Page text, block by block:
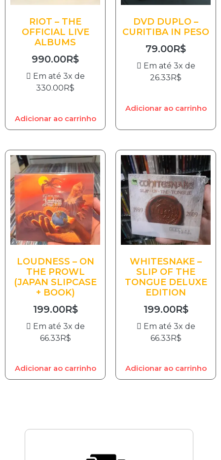
RIOT – THE
OFFICIAL LIVE
ALBUMS
990.00R$
Em até 3x de
330.00R$
Adicionar ao carrinho
DVD DUPLO –
CURITIBA IN PESO
79.00R$
Em até 3x de
26.33R$
Adicionar ao carrinho
LOUDNESS – ON
THE PROWL
(JAPAN SLIPCASE
+ BOOK)
199.00R$
Em até 3x de
66.33R$
Adicionar ao carrinho
WHITESNAKE –
SLIP OF THE
TONGUE DELUXE
EDITION
199.00R$
Em até 3x de
66.33R$
Adicionar ao carrinho